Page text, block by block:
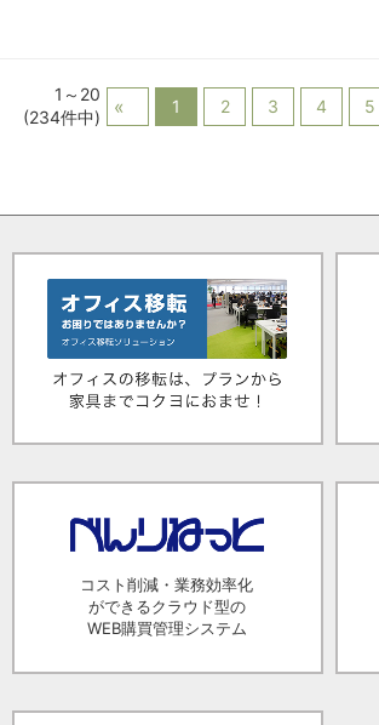
1～20
(234件中)
1 2 3 4 5
コスト削減・業務効率化
ができるクラウド型の
WEB購買管理システム